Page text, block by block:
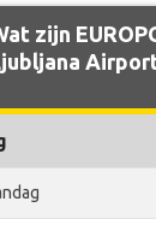
zijn